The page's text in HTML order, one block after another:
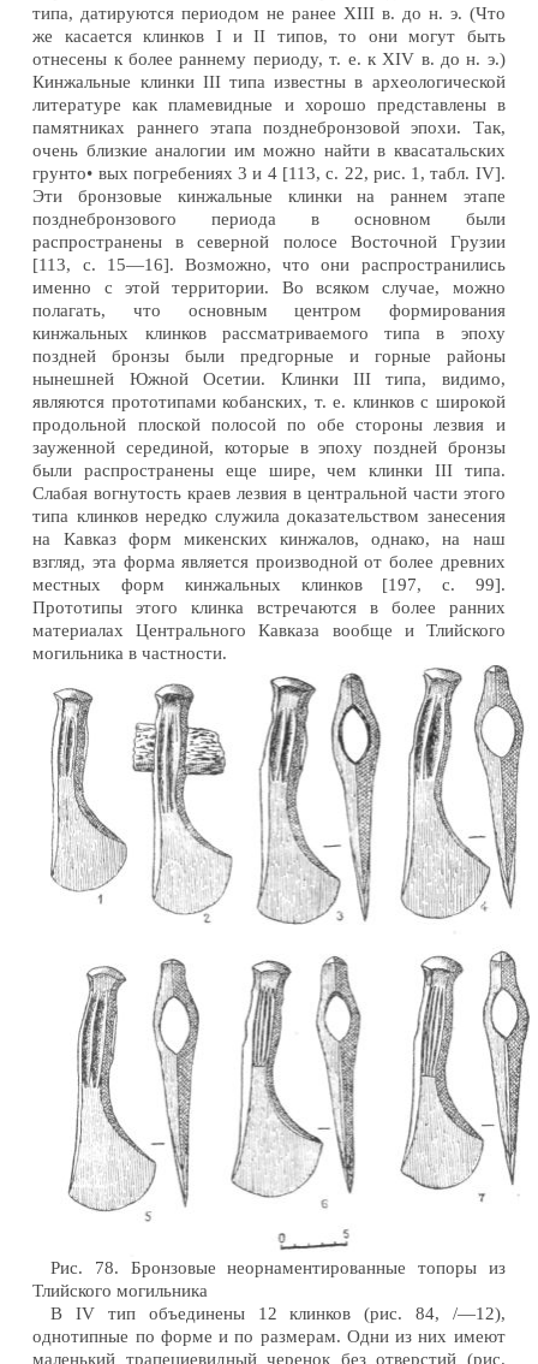
типа, датируются периодом не ранее XIII в. до н. э. (Что
же касается клинков I и II типов, то они могут быть
отнесены к более раннему периоду, т. е. к XIV в. до н. э.)
Кинжальные клинки III типа известны в археологической
литературе как пламевидные и хорошо представлены в
памятниках раннего этапа позднебронзовой эпохи. Так,
очень близкие аналогии им можно найти в квасатальских
грунто• вых погребениях 3 и 4 [113, с. 22, рис. 1, табл. IV].
Эти бронзовые кинжальные клинки на раннем этапе
позднебронзового периода в основном были
распространены в северной полосе Восточной Грузии
[113, с. 15—16]. Возможно, что они распространились
именно с этой территории. Во всяком случае, можно
полагать, что основным центром формирования
кинжальных клинков рассматриваемого типа в эпоху
поздней бронзы были предгорные и горные районы
нынешней Южной Осетии. Клинки III типа, видимо,
являются прототипами кобанских, т. е. клинков с широкой
продольной плоской полосой по обе стороны лезвия и
зауженной серединой, которые в эпоху поздней бронзы
были распространены еще шире, чем клинки III типа.
Слабая вогнутость краев лезвия в центральной части этого
типа клинков нередко служила доказательством занесения
на Кавказ форм микенских кинжалов, однако, на наш
взгляд, эта форма является производной от более древних
местных форм кинжальных клинков [197, с. 99].
Прототипы этого клинка встречаются в более ранних
материалах Центрального Кавказа вообще и Тлийского
могильника в частности.
Рис. 78. Бронзовые неорнаментированные топоры из
Тлийского могильника
В IV тип объединены 12 клинков (рис. 84, /—12),
однотипные по форме и по размерам. Одни из них имеют
маленький трапециевидный черенок без отверстий (рис.